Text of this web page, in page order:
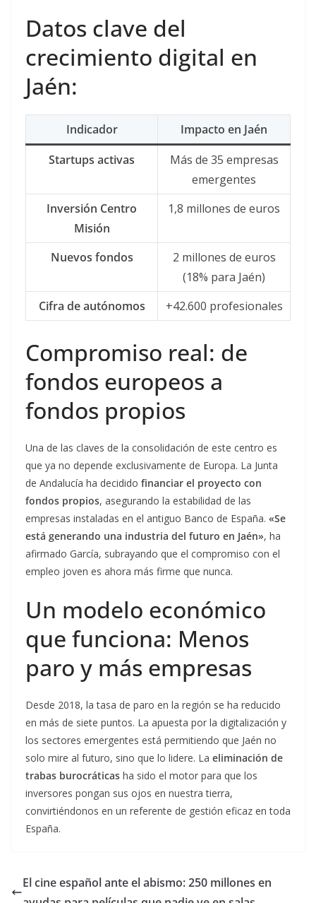
Datos clave del
crecimiento digital en
Jaén:
Indicador
Impacto en Jaén
Startups activas
Más de 35 empresas
emergentes
Inversión Centro
Misión
1,8 millones de euros
Nuevos fondos
2 millones de euros
(18% para Jaén)
Cifra de autónomos
+42.600 profesionales
Compromiso real: de
fondos europeos a
fondos propios
Una de las claves de la consolidación de este centro es
que ya no depende exclusivamente de Europa. La Junta
de Andalucía ha decidido financiar el proyecto con
fondos propios, asegurando la estabilidad de las
empresas instaladas en el antiguo Banco de España. «Se
está generando una industria del futuro en Jaén», ha
afirmado García, subrayando que el compromiso con el
empleo joven es ahora más firme que nunca.
Un modelo económico
que funciona: Menos
paro y más empresas
Desde 2018, la tasa de paro en la región se ha reducido
en más de siete puntos. La apuesta por la digitalización y
los sectores emergentes está permitiendo que Jaén no
solo mire al futuro, sino que lo lidere. La eliminación de
trabas burocráticas ha sido el motor para que los
inversores pongan sus ojos en nuestra tierra,
convirtiéndonos en un referente de gestión eficaz en toda
España.
El cine español ante el abismo: 250 millones en